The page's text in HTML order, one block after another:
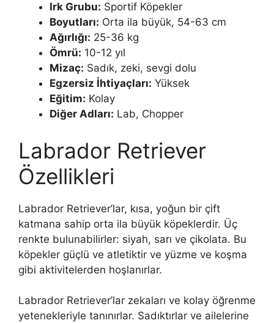
Irk Grubu: Sportif Köpekler
Boyutları: Orta ila büyük, 54-63 cm
Ağırlığı: 25-36 kg
Ömrü: 10-12 yıl
Mizaç: Sadık, zeki, sevgi dolu
Egzersiz İhtiyaçları: Yüksek
Eğitim: Kolay
Diğer Adları: Lab, Chopper
Labrador Retriever
Özellikleri
Labrador Retriever’lar, kısa, yoğun bir çift
katmana sahip orta ila büyük köpeklerdir. Üç
renkte bulunabilirler: siyah, sarı ve çikolata. Bu
köpekler güçlü ve atletiktir ve yüzme ve koşma
gibi aktivitelerden hoşlanırlar.
Labrador Retriever’lar zekaları ve kolay öğrenme
yetenekleriyle tanınırlar. Sadıktırlar ve ailelerine